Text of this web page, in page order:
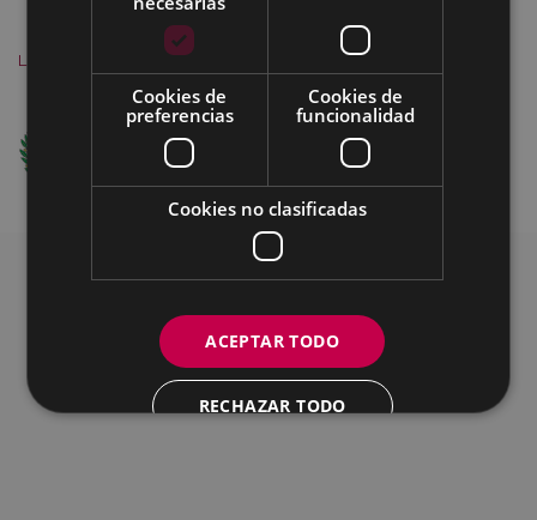
SOBRE NOSOTROS
AVISO
LEGAL
Ego Ibarra Batzordea - Eibarko Udala
Untzaga Plaza - 20600 Eibar
+34 943708421 -
Cookies de
preferencias
Cookies de
funcionalidad
Cookies no clasificadas
ACEPTAR TODO
RECHAZAR TODO